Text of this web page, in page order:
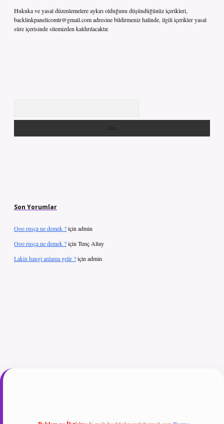
Hukuka ve yasal düzenlemelere aykırı olduğunu düşündüğünüz içerikleri,
backlinkpanelicomtr@gmail.comadresine bildirmeniz halinde, ilgili içerikler yasal
süre içerisinde sitemizden kaldırılacaktır.
Son Yorumlar
Ooo rusça ne demek ?için admin
Ooo rusça ne demek ?için Tunç Altay
Lakin hangi anlama gelir ?için admin